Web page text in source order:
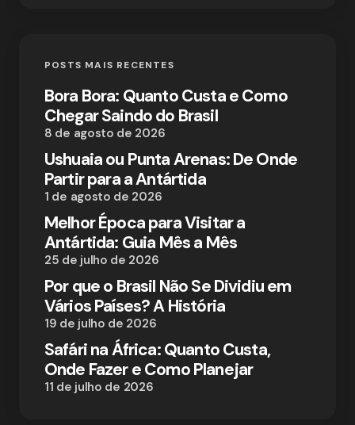
POSTS MAIS RECENTES
Bora Bora: Quanto Custa e Como
Chegar Saindo do Brasil
8 de agosto de 2026
Ushuaia ou Punta Arenas: De Onde
Partir para a Antártida
1 de agosto de 2026
Melhor Época para Visitar a
Antártida: Guia Mês a Mês
25 de julho de 2026
Por que o Brasil Não Se Dividiu em
Vários Países? A História
19 de julho de 2026
Safári na África: Quanto Custa,
Onde Fazer e Como Planejar
11 de julho de 2026